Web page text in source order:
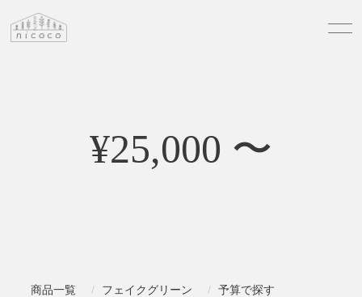
¥25,000 〜
商品一覧 フェイクグリーン
予算で探す